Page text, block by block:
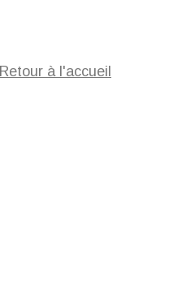
Retour à l'accueil